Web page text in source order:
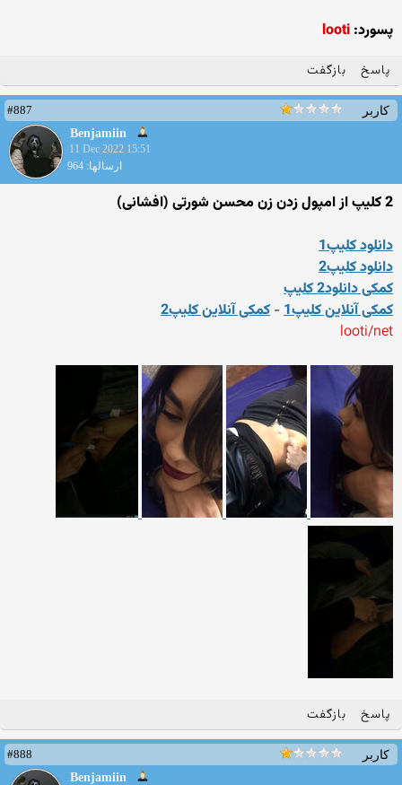
پسورد: looti
پاسخ بازگفت
کاربر
#887
Benjamiin
11 Dec 2022 15:51
ارسالها: 964
2 کلیپ از امپول زدن زن محسن شورتی (افشانی)
دانلود کلیپ1
دانلود کلیپ2
کمکی دانلود2 کلیپ
کمکی آنلاین کلیپ1 - کمکی آنلاین کلیپ2
looti/net
پاسخ بازگفت
کاربر
#888
Benjamiin